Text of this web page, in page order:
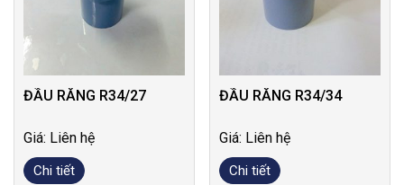
ĐẦU RĂNG R34/27
Giá: Liên hệ
Chi tiết
ĐẦU RĂNG R34/34
Giá: Liên hệ
Chi tiết